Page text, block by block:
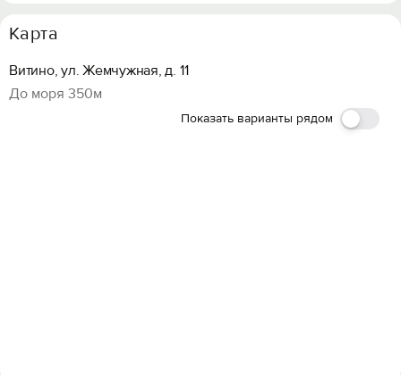
Карта
Витино, ул. Жемчужная, д. 11
До моря 350м
Показать варианты рядом